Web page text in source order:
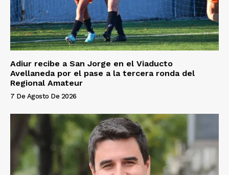
Adiur recibe a San Jorge en el Viaducto
Avellaneda por el pase a la tercera ronda del
Regional Amateur
7 De Agosto De 2026